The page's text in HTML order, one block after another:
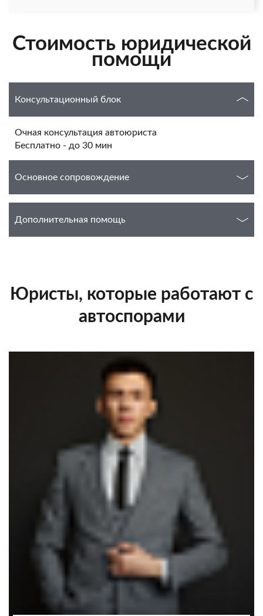
Стоимость юридической
помощи
Консультационный блок
Очная консультация автоюриста
Бесплатно - до 30 мин
Основное сопровождение
Дополнительная помощь
Юристы, которые работают с
автоспорами